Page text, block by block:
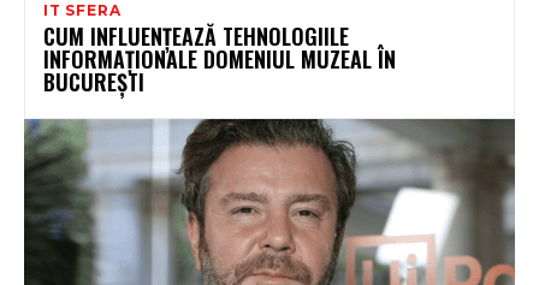
IT SFERA
CUM INFLUENȚEAZĂ TEHNOLOGIILE
INFORMAȚIONALE DOMENIUL MUZEAL ÎN
BUCUREȘTI